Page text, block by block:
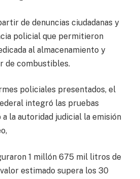
de denuncias ciudadanas y
policial que permitieron
al almacenamiento y
de combustibles.
policiales presentados, el
integró las pruebas
la autoridad judicial la emisión
1 millón 675 mil litros de
estimado supera los 30